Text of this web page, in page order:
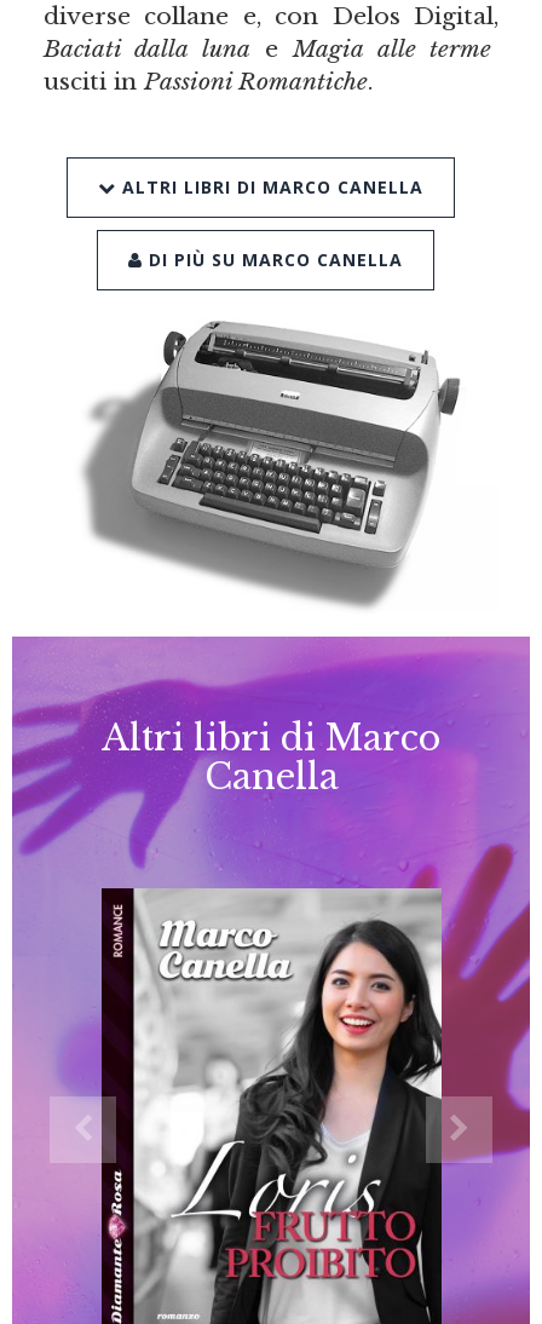
diverse collane e, con Delos Digital,
Baciati dalla luna eMagia alle terme
usciti inPassioni Romantiche.
ALTRI LIBRI DI MARCO CANELLA
DI PIÙ SU MARCO CANELLA
Altri libri di Marco
Canella